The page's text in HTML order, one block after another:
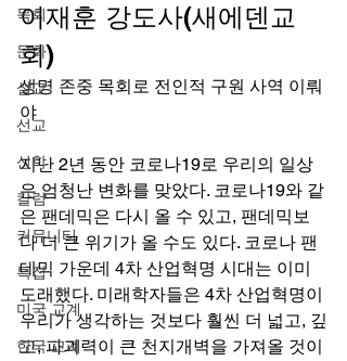
목회
문화
설교
선교
신학
칼럼
커뮤니티
특집
미국 교계
한국 교계
이재훈 강도사(새에덴교
회)
생명 존중 목회로 전인적 구원 사역 이뤄
야​​​​
지난 2년 동안 코로나19로 우리의 일상
은 엄청난 변화를 맞았다. 코로나19와 같
은 팬데믹은 다시 올 수 있고, 팬데믹보
다 더 큰 위기가 올 수도 있다. 코로나 팬
데믹 가운데 4차 산업혁명 시대는 이미
도래했다. 미래학자들은 4차 산업혁명이
우리가 생각하는 것보다 훨씬 더 넓고, 깊
고, 파괴력이 큰 천지개벽을 가져올 것이